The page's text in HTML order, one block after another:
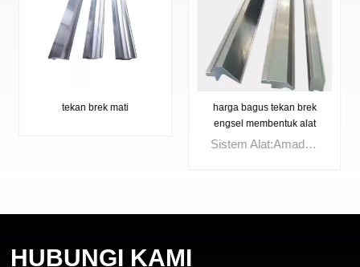
tekan brek mati
harga bagus tekan brek
engsel membentuk alat
Sistem Alat:Amada Systeme 2-V matiSudut: 30°Pembukaan Mati:V6-V10,V8-V12Jejari: R1.0 mmKetinggian: 46 mmBeban maksimum: 550 kN/mBahan: 42CrMo4
HUBUNGI KAMI